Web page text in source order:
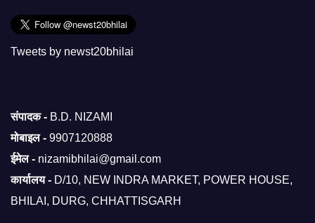
Tweets by newst20bhilai
संपादक - B.D. NIZAMI
मोबाइल - 9907120888
ईमेल - nizamibhilai@gmail.com
कार्यालय - D/10, NEW INDRA MARKET, POWER HOUSE,
BHILAI, DURG, CHHATTISGARH